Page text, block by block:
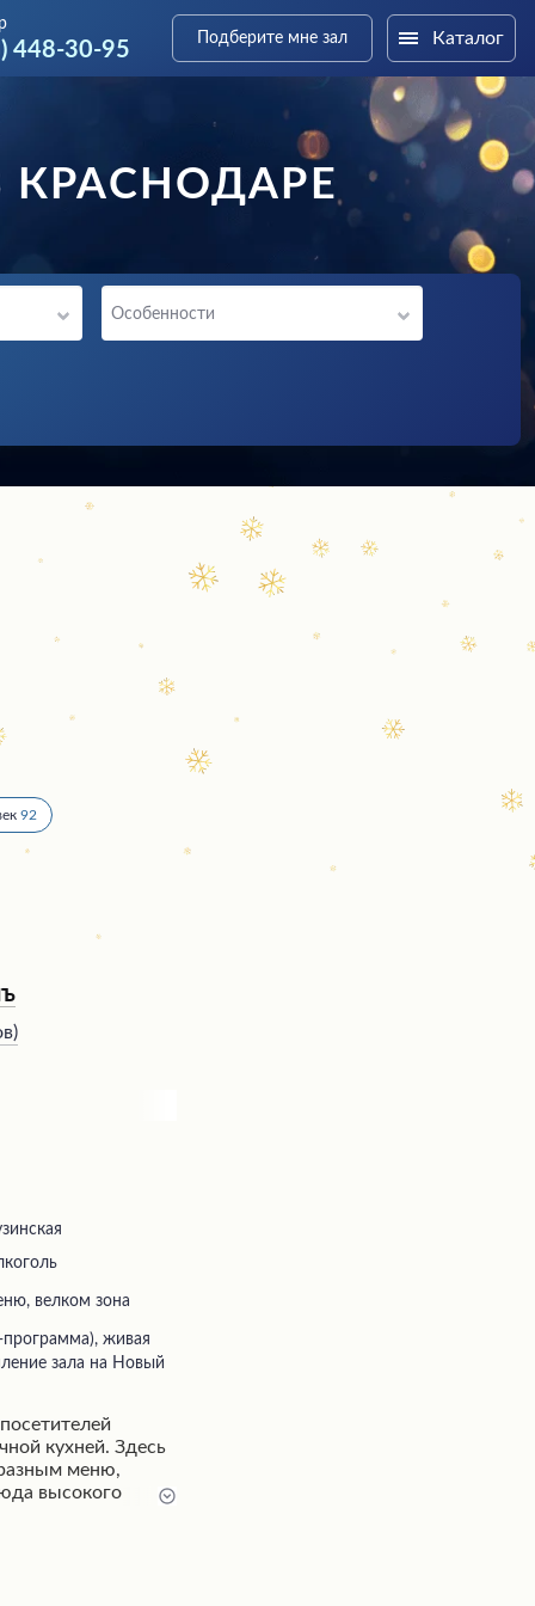
448-30-95 Подберите мне зал Каталог
КРАСНОДАРЕ
Особенности
92
)
велком зона
зала на Новый
кухней. Здесь
меню,
высокого
и вежливое
в